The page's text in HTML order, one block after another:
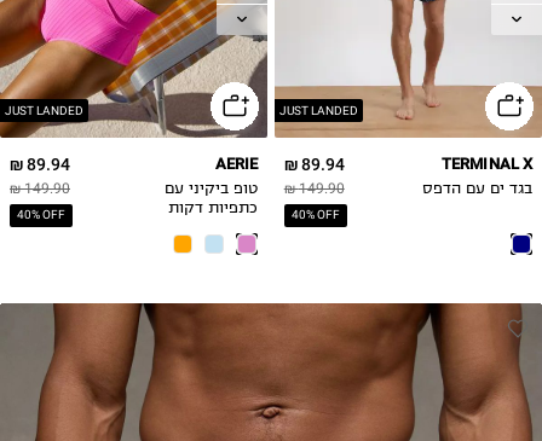
JUST LANDED
XL
89.94 ₪
149.90 ₪
40% OFF
TERMINAL X
בגד ים עם הדפס
JUST LANDED
L
XL
89.94 ₪
149.90 ₪
40% OFF
AERIE
טופ ביקיני עם
כתפיות דקות